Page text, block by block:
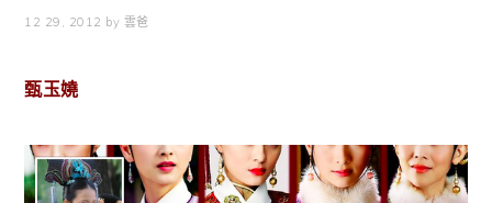
12 29, 2012 by 雲爸
甄玉嬈